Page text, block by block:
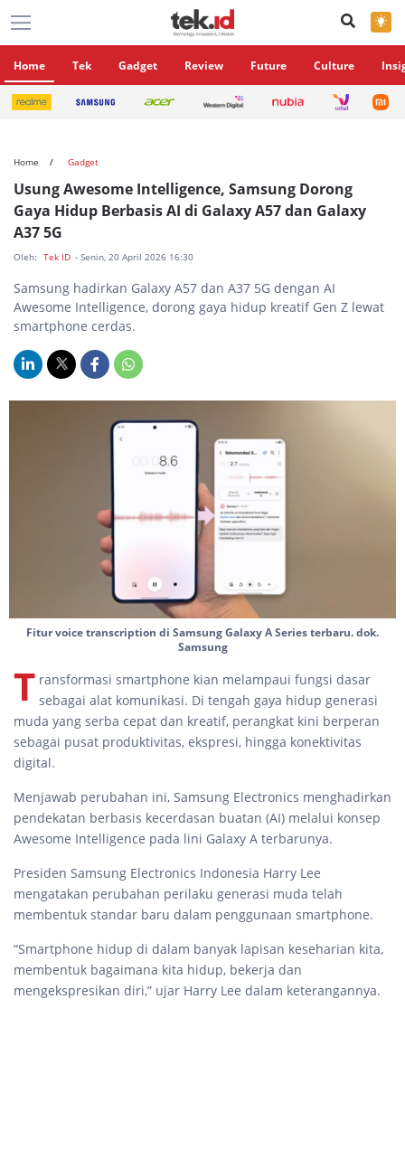
×
Home Tek Gadget Review Future Culture
Home Gadget
Usung Awesome Intelligence, Samsung Dorong
Gaya Hidup Berbasis AI di Galaxy A57 dan Galaxy
A37 5G
Oleh: Tek ID - Senin, 20 April 2026 16:30
Samsung hadirkan Galaxy A57 dan A37 5G dengan AI
Awesome Intelligence, dorong gaya hidup kreatif Gen Z lewat
smartphone cerdas.
Fitur voice transcription di Samsung Galaxy A Series terbaru. dok.
Samsung
T ransformasi smartphone kian melampaui fungsi dasar
sebagai alat komunikasi. Di tengah gaya hidup generasi
muda yang serba cepat dan kreatif, perangkat kini berperan
sebagai pusat produktivitas, ekspresi, hingga konektivitas
digital.
Menjawab perubahan ini, Samsung Electronics menghadirkan
pendekatan berbasis kecerdasan buatan (AI) melalui konsep
Awesome Intelligence pada lini Galaxy A terbarunya.
Presiden Samsung Electronics Indonesia Harry Lee
mengatakan perubahan perilaku generasi muda telah
membentuk standar baru dalam penggunaan smartphone.
“Smartphone hidup di dalam banyak lapisan keseharian kita,
membentuk bagaimana kita hidup, bekerja dan
mengekspresikan diri,” ujar Harry Lee dalam keterangannya.